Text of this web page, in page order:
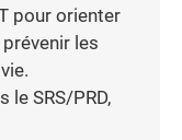
pour orienter
les
le SRS/PRD,